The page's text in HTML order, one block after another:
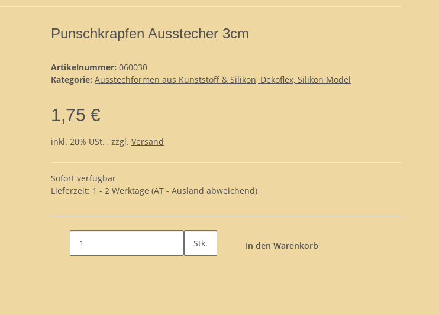
Punschkrapfen Ausstecher 3cm
Artikelnummer: 060030
Kategorie: Ausstechformen aus Kunststoff & Silikon, Dekoflex, Silikon Model
1,75 €
inkl. 20% USt. , zzgl. Versand
Sofort verfügbar
Lieferzeit: 1 - 2 Werktage (AT - Ausland abweichend)
Stk. In den Warenkorb